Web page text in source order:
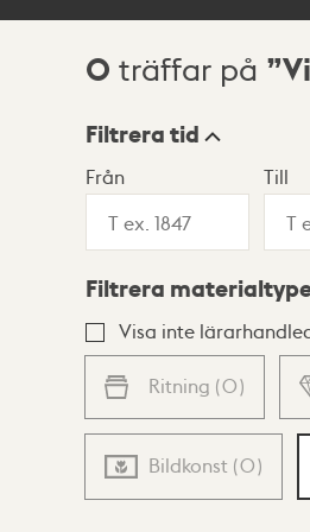
Sökresultat
0 träffar på
Visningsläge
Lista Karta
Filtrera tid
Från Till
Filtrera
Visa inte
Ritning (0)
Bildkonst (0)